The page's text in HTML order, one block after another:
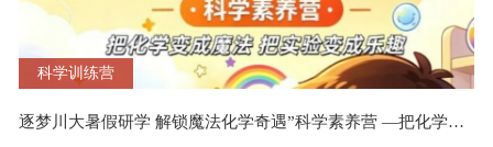
科学训练营
逐梦川大暑假研学 解锁魔法化学奇遇”科学素养营 —把化学变成魔法 把实验变成乐趣